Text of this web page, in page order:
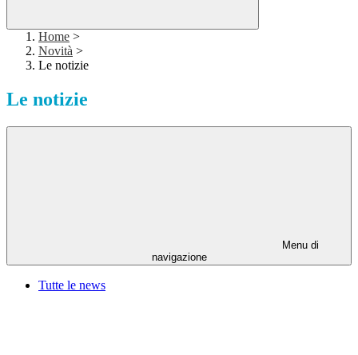
Home >
Novità >
Le notizie
Le notizie
Menu di
navigazione
Tutte le news